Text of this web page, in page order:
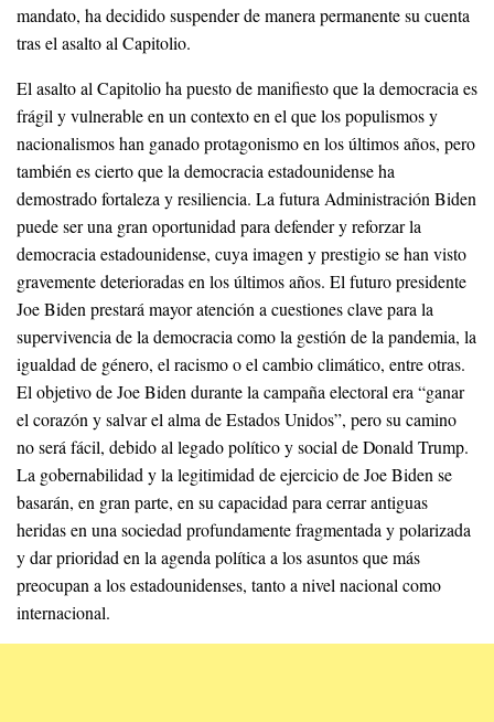
mandato, ha decidido suspender de manera permanente su cuenta
tras el asalto al Capitolio.
El asalto al Capitolio ha puesto de manifiesto que la democracia es
frágil y vulnerable en un contexto en el que los populismos y
nacionalismos han ganado protagonismo en los últimos años, pero
también es cierto que la democracia estadounidense ha
demostrado fortaleza y resiliencia. La futura Administración Biden
puede ser una gran oportunidad para defender y reforzar la
democracia estadounidense, cuya imagen y prestigio se han visto
gravemente deterioradas en los últimos años. El futuro presidente
Joe Biden prestará mayor atención a cuestiones clave para la
supervivencia de la democracia como la gestión de la pandemia, la
igualdad de género, el racismo o el cambio climático, entre otras.
El objetivo de Joe Biden durante la campaña electoral era “ganar
el corazón y salvar el alma de Estados Unidos”, pero su camino
no será fácil, debido al legado político y social de Donald Trump.
La gobernabilidad y la legitimidad de ejercicio de Joe Biden se
basarán, en gran parte, en su capacidad para cerrar antiguas
heridas en una sociedad profundamente fragmentada y polarizada
y dar prioridad en la agenda política a los asuntos que más
preocupan a los estadounidenses, tanto a nivel nacional como
internacional.